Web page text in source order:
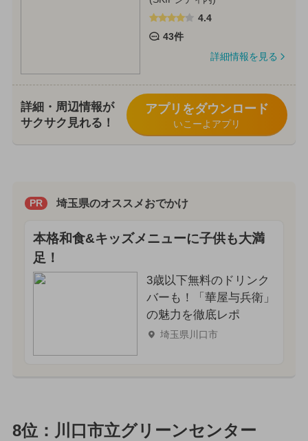
4.4
43件
詳細情報を見る
詳細・周辺情報が
サクサク見れる！
アプリをダウンロード
いこーよアプリ
PR 埼玉県のオススメおでかけ
本格和食&キッズメニューに子供も大満
足！
3歳以下無料のドリンク
バーも！「華屋与兵衛」
の魅力を徹底レポ
埼玉県川口市
8位：川口市立グリーンセンター